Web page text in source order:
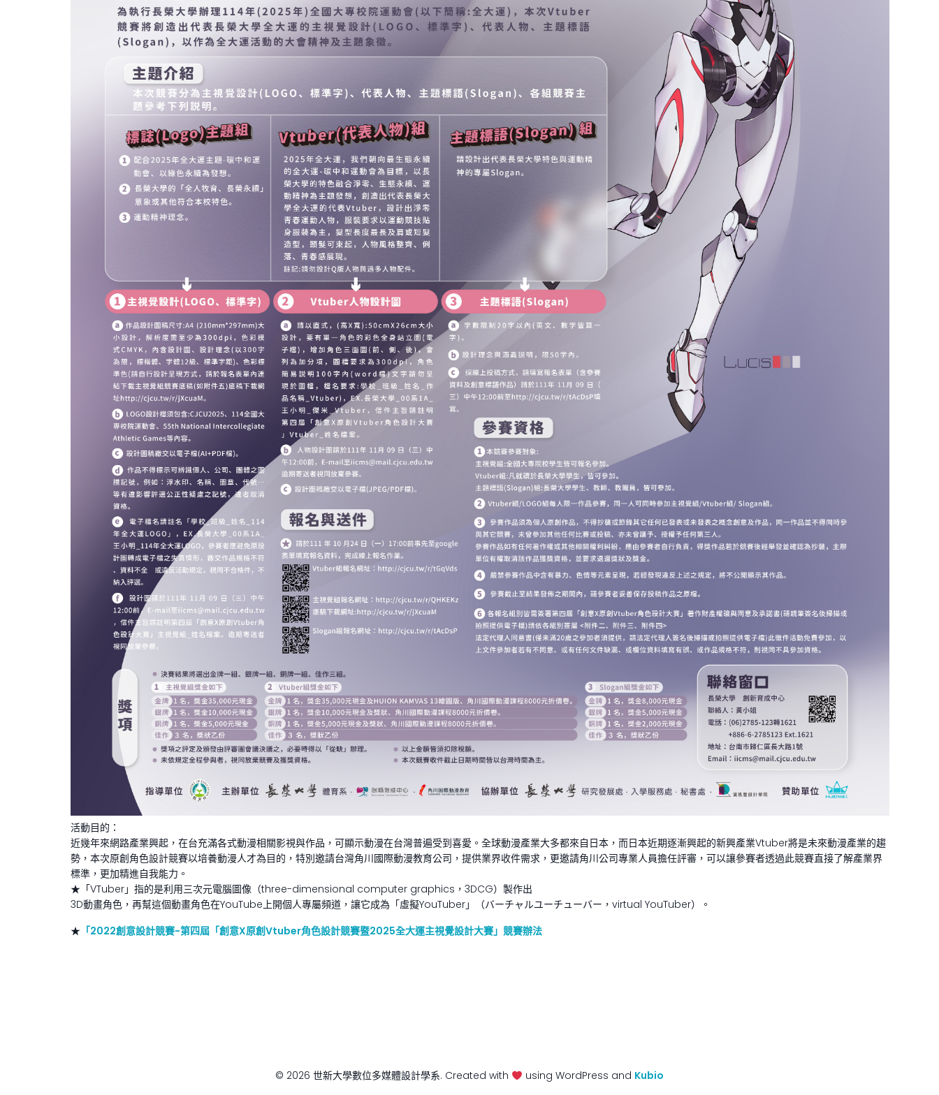
活動目的：
近幾年來網路產業興起，在台充滿各式動漫相關影視與作品，可顯示動漫在台灣普遍受到喜愛。全球動漫產業大多都來自日本，而日本近期逐漸興起的新興產業Vtuber將是未來動漫產業的趨
勢，本次原創角色設計競賽以培養動漫人才為目的，特別邀請台灣角川國際動漫教育公司，提供業界收件需求，更邀請角川公司專業人員擔任評審，可以讓參賽者透過此競賽直接了解產業界
標準，更加精進自我能力。
★「VTuber」指的是利用三次元電腦圖像（three-dimensional computer graphics，3DCG）製作出
3D動畫角色，再幫這個動畫角色在YouTube上開個人專屬頻道，讓它成為「虛擬YouTuber」（バーチャルユーチューバー，virtual YouTuber）。
★ 「2022創意設計競賽-第四屆「創意X原創Vtuber角色設計競賽暨2025全大運主視覺設計大賽」競賽辦法
© 2026 世新大學數位多媒體設計學系. Created with using WordPress and Kubio